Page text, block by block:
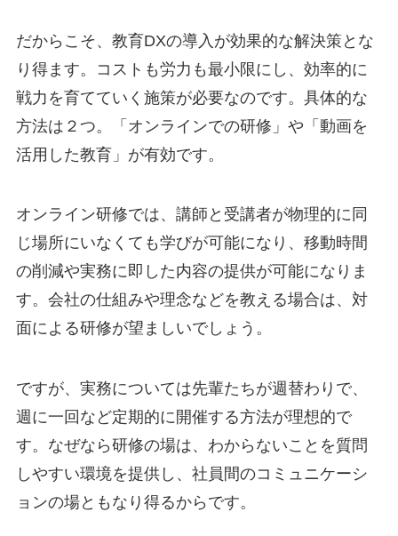
だからこそ、教育DXの導入が効果的な解決策とな
り得ます。コストも労力も最小限にし、効率的に
戦力を育てていく施策が必要なのです。具体的な
方法は２つ。「オンラインでの研修」や「動画を
活用した教育」が有効です。
オンライン研修では、講師と受講者が物理的に同
じ場所にいなくても学びが可能になり、移動時間
の削減や実務に即した内容の提供が可能になりま
す。会社の仕組みや理念などを教える場合は、対
面による研修が望ましいでしょう。
ですが、実務については先輩たちが週替わりで、
週に一回など定期的に開催する方法が理想的で
す。なぜなら研修の場は、わからないことを質問
しやすい環境を提供し、社員間のコミュニケーシ
ョンの場ともなり得るからです。